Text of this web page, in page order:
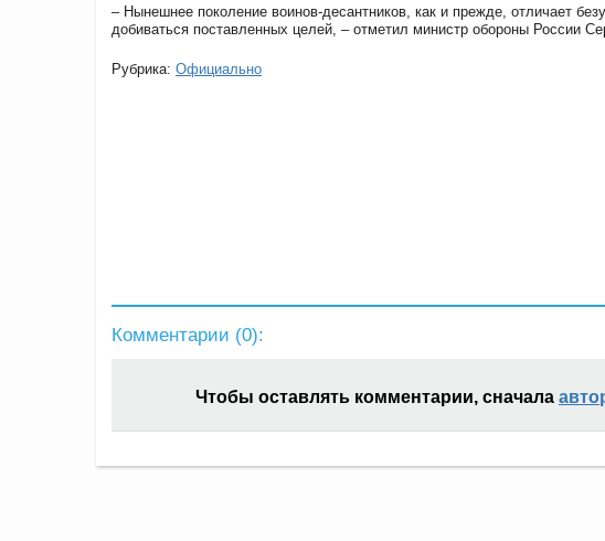
– Нынешнее поколение воинов-десантников, как и прежде, отличает
добиваться поставленных целей, – отметил министр обороны России
Рубрика: Официально
Комментарии (0):
Чтобы оставлять комментарии, сначала